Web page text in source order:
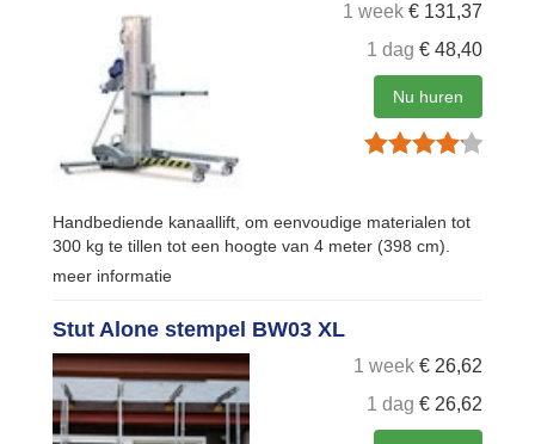
1 week € 131,37
1 dag € 48,40
Nu huren
Handbediende kanaallift, om eenvoudige materialen tot
300 kg te tillen tot een hoogte van 4 meter (398 cm).
meer informatie
Stut Alone stempel BW03 XL
1 week € 26,62
1 dag € 26,62